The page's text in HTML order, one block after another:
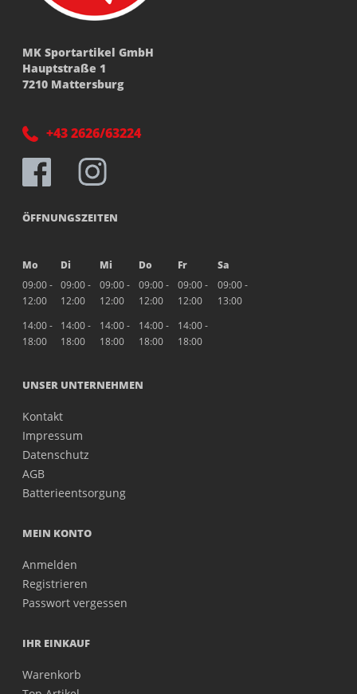
MK Sportartikel GmbH
Hauptstraße 1
7210 Mattersburg
+43 2626/63224
ÖFFNUNGSZEITEN
Mo Di Mi Do Fr
Sa
09:00 -
12:00
09:00 -
12:00
09:00 -
12:00
09:00 -
12:00
09:00 -
12:00
09:00 -
13:00
14:00 -
18:00
14:00 -
18:00
14:00 -
18:00
14:00 -
18:00
14:00 -
18:00
UNSER UNTERNEHMEN
Kontakt
Impressum
Datenschutz
AGB
Batterieentsorgung
MEIN KONTO
Anmelden
Registrieren
Passwort vergessen
IHR EINKAUF
Warenkorb